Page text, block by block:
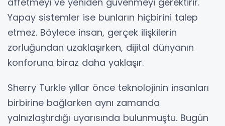
Yapay sistemler ise bunların hiçbirini talep
etmez. Böylece insan, gerçek ilişkilerin
zorluğundan uzaklaşırken, dijital dünyanın
konforuna biraz daha yaklaşır.
Sherry Turkle yıllar önce teknolojinin insanları
birbirine bağlarken aynı zamanda
yalnızlaştırdığı uyarısında bulunmuştu. Bugün